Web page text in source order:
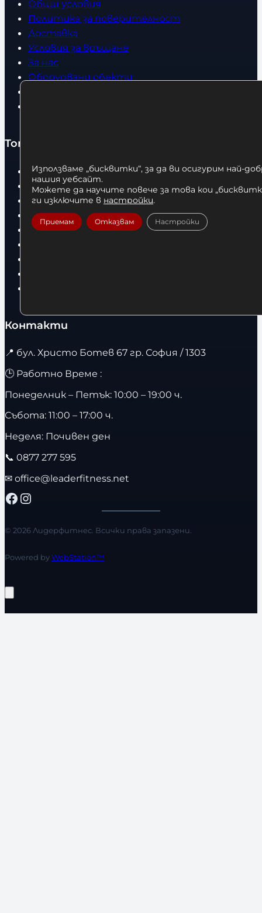
Общи условия
Политика за поверителност
Доставка
Условия за връщане
За нас
Оборудвани обекти
Топ категории
Бокс
Боксови чували
Боксови ръкавици
Дрехи
Детски дрехи
Контакти
📍 бул. Христо Ботев 67 гр. София / 1303
🕒 Работно Време :
Понеделник – Петък: 10:00 – 19:00 ч.
Събота: 11:00 – 17:00 ч.
Неделя: Почивен ден
📞 0877 277 595
✉ office@leaderfitness.net
Facebook Instagram
© 2026 Лидерфитнес. Всички права запазени.
Powered byWebStation™
Използваме „бисквитки“, за да ви осигурим най-
нашия уебсайт.
Можете да научите повече за това кои
ги изключите в настройки.
Приемам Отказвам Настройки